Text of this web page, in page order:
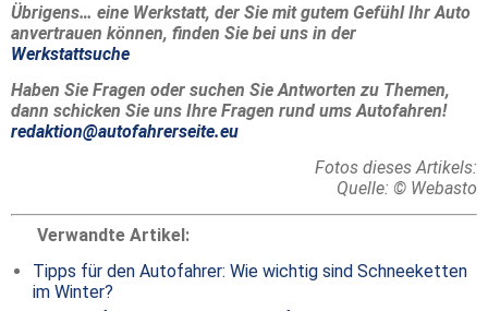
Übrigens… eine Werkstatt, der Sie mit gutem Gefühl Ihr Auto
anvertrauen können, finden Sie bei uns in der
Werkstattsuche
Haben Sie Fragen oder suchen Sie Antworten zu Themen,
dann schicken Sie uns Ihre Fragen rund ums Autofahren!
redaktion@autofahrerseite.eu
Fotos dieses Artikels:
Quelle: © Webasto
Verwandte Artikel:
Tipps für den Autofahrer: Wie wichtig sind Schneeketten
im Winter?